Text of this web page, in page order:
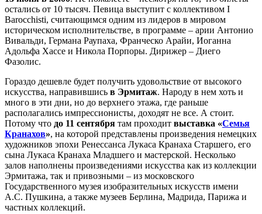
остались от 10 тысяч. Певица выступит с коллективом I
Barocchisti, считающимся одним из лидеров в мировом
историческом исполнительстве, в программе – арии Антонио
Вивальди, Германа Раупаха, Франческо Арайи, Иоганна
Адольфа Хассе и Никола Порпоры. Дирижер – Диего
Фазолис.
Гораздо дешевле будет получить удовольствие от высокого
искусства, направившись в Эрмитаж. Народу в нем хоть и
много в эти дни, но до верхнего этажа, где раньше
располагались импрессионисты, доходят не все. А стоит.
Потому что до 11 сентября там проходит выставка «Семья
Кранахов», на которой представлены произведения немецких
художников эпохи Ренессанса Лукаса Кранаха Старшего, его
сына Лукаса Кранаха Младшего и мастерской. Несколько
залов наполнены произведениями искусства как из коллекции
Эрмитажа, так и привозными – из московского
Государственного музея изобразительных искусств имени
А.С. Пушкина, а также музеев Берлина, Мадрида, Парижа и
частных коллекций.